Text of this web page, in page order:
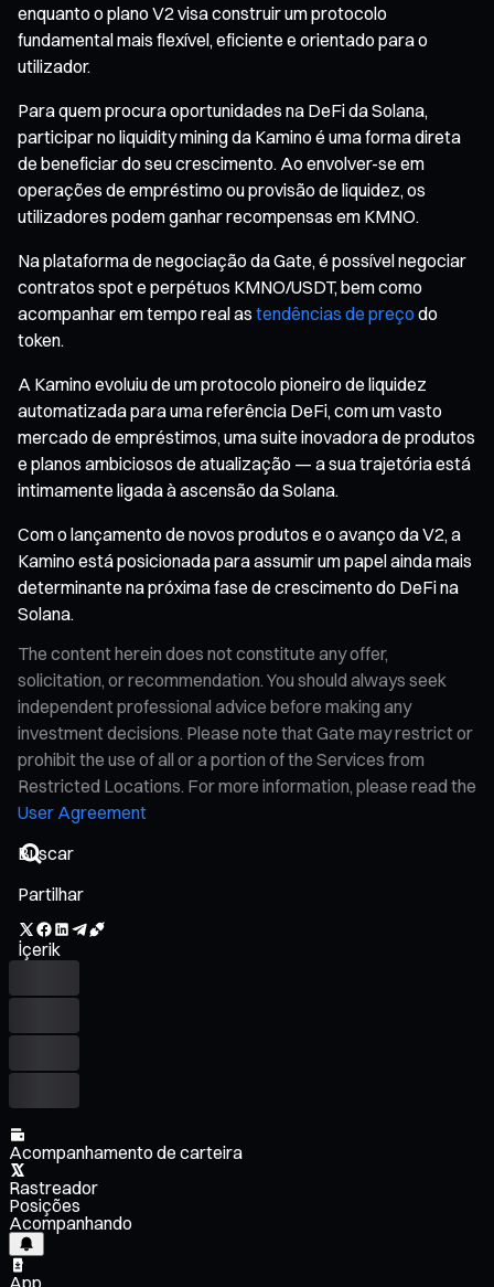
enquanto o plano V2 visa construir um protocolo
fundamental mais flexível, eficiente e orientado para o
utilizador.
Para quem procura oportunidades na DeFi da Solana,
participar no liquidity mining da Kamino é uma forma direta
de beneficiar do seu crescimento. Ao envolver-se em
operações de empréstimo ou provisão de liquidez, os
utilizadores podem ganhar recompensas em KMNO.
Na plataforma de negociação da Gate, é possível negociar
contratos spot e perpétuos KMNO/USDT, bem como
acompanhar em tempo real as tendências de preçodo
token.
A Kamino evoluiu de um protocolo pioneiro de liquidez
automatizada para uma referência DeFi, com um vasto
mercado de empréstimos, uma suite inovadora de produtos
e planos ambiciosos de atualização — a sua trajetória está
intimamente ligada à ascensão da Solana.
Com o lançamento de novos produtos e o avanço da V2, a
Kamino está posicionada para assumir um papel ainda mais
determinante na próxima fase de crescimento do DeFi na
Solana.
The content herein does not constitute any offer,
solicitation, or recommendation. You should always seek
independent professional advice before making any
investment decisions. Please note that Gate may restrict or
prohibit the use of all or a portion of the Services from
Restricted Locations. For more information, please read the
User Agreement
Partilhar
İçerik
Acompanhamento de carteira
Rastreador
Posições
Acompanhando
App